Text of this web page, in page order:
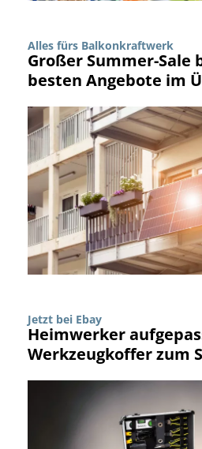
Alles fürs Balkonkraftwerk
Großer Summer-Sale
besten Angebote im
Jetzt bei Ebay
Heimwerker
Werkzeugkoffer zum